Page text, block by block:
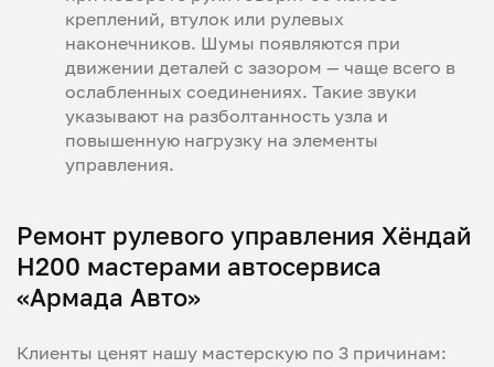
креплений, втулок или рулевых
наконечников. Шумы появляются при
движении деталей с зазором — чаще всего в
ослабленных соединениях. Такие звуки
указывают на разболтанность узла и
повышенную нагрузку на элементы
управления.
Ремонт рулевого управления Хёндай
H200 мастерами автосервиса
«Армада Авто»
Клиенты ценят нашу мастерскую по 3 причинам: